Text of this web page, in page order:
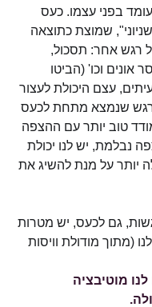
בפני עצמו. כעס
שמוצת כתוצאה
רגש אחר: תסכול,
וכו' (הביטו
עצם היכולת לעצור
שנמצא מתחת לכעס
טוב יותר עם ההצפה
נבלמת, יש לנו יכולת
יותר על מנת להשיג את
גם לכעס, יש מטרות
(מתוך מודולת וויסות
לנו מוטיבציה